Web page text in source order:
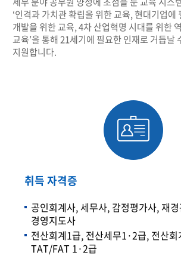
‘인격과 가치관 확립을 위한 교육, 현대기업에
개발을 위한 교육, 4차 산업혁명 시대를 위한
교육’을 통해 21세기에 필요한 인재로 거듭날
지원합니다.
취득 자격증
공인회계사, 세무사, 감정평가사, 재
경영지도사
전산회계1급, 전산세무1·2급, 전산
TAT/FAT 1·2급